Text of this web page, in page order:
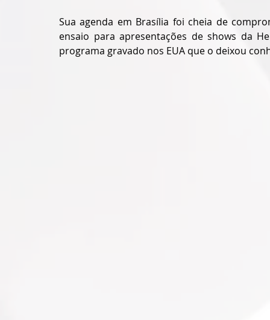
Sua agenda em Brasília foi cheia de
ensaio para apresentações de shows da
programa gravado nos EUA que o deixou